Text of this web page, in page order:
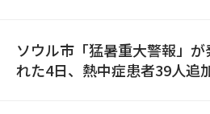
ソウル市「猛暑重大警報」が
れた4日、熱中症患者39人追